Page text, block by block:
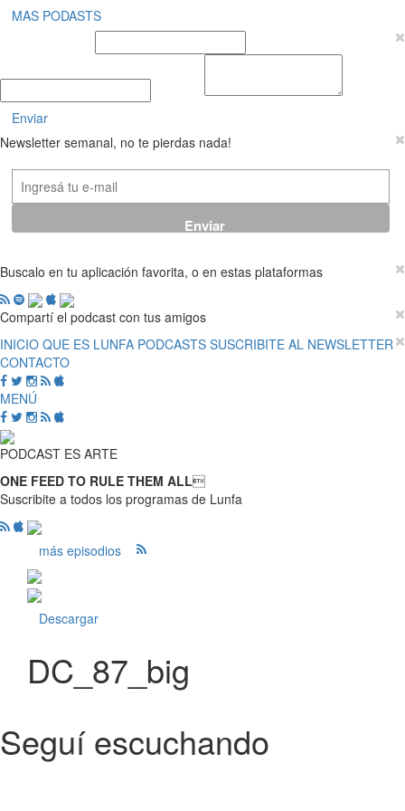
MAS PODASTS
Enviar
Newsletter semanal, no te pierdas nada!
Buscalo en tu aplicación favorita, o en estas plataformas
Compartí el podcast con tus amigos
INICIO QUE ES LUNFA PODCASTS SUSCRIBITE AL NEWSLETTER
CONTACTO
MENÚ
PODCAST ES ARTE
ONE FEED TO RULE THEM ALL
Suscribite a todos los programas de Lunfa
más episodios
Descargar
DC_87_big
Seguí escuchando